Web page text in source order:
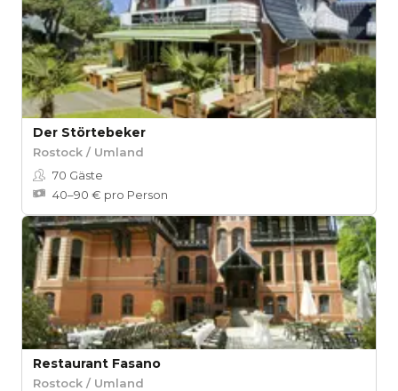
Der Störtebeker
Rostock / Umland
70 Gäste
40–90 € pro Person
Restaurant Fasano
Rostock / Umland